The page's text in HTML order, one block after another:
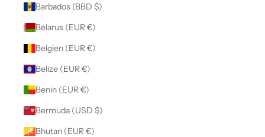
Barbados (BBD $)
Belarus (EUR €)
Belgien (EUR €)
Belize (EUR €)
Benin (EUR €)
Bermuda (USD $)
Bhutan (EUR €)